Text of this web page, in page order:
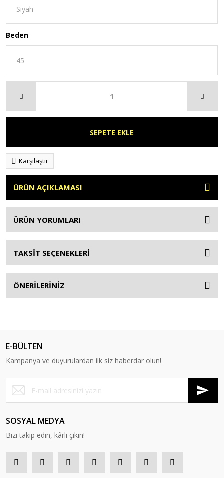
Beden
SEPETE EKLE
Karşılaştır
ÜRÜN AÇIKLAMASI
ÜRÜN YORUMLARI
TAKSİT SEÇENEKLERİ
ÖNERİLERİNİZ
E-BÜLTEN
Kampanya ve duyurulardan ilk siz haberdar olun!
SOSYAL MEDYA
Bizi takip edin, kârlı çıkın!